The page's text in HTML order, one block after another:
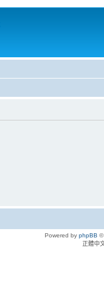
Powered by phpBB ©
正體中